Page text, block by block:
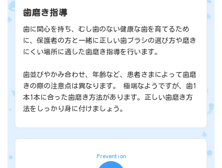
歯磨き指導
歯に関心を持ち、むし歯のない健康な歯を育てるため
に、保護者の方と一緒に正しい歯ブラシの選び方や磨き
にくい場所に適した歯磨き指導を行います。
歯並びやかみ合わせ、年齢など、患者さまによって歯磨
きの際の注意点は異なります。 極端なようですが、歯1
本1本に合った歯磨き方法があります。正しい歯磨き方
法をしっかり身に付けましょう。
Prevention